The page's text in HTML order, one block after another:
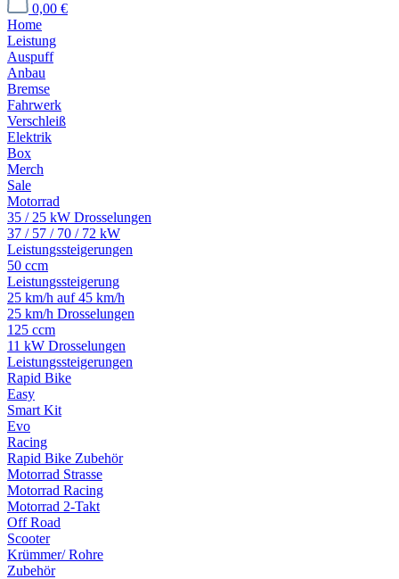
0,00 €
Home
Leistung
Auspuff
Anbau
Bremse
Fahrwerk
Verschleiß
Elektrik
Box
Merch
Sale
Motorrad
35 / 25 kW Drosselungen
37 / 57 / 70 / 72 kW
Leistungssteigerungen
50 ccm
Leistungssteigerung
25 km/h auf 45 km/h
25 km/h Drosselungen
125 ccm
11 kW Drosselungen
Leistungssteigerungen
Rapid Bike
Easy
Smart Kit
Evo
Racing
Rapid Bike Zubehör
Motorrad Strasse
Motorrad Racing
Motorrad 2-Takt
Off Road
Scooter
Krümmer/ Rohre
Zubehör